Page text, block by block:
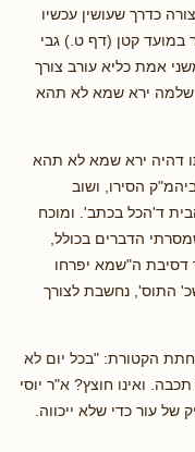
כדרך שעושין עכשיו
במועד קטן (דף ט.) גבי
אמת כליא עורב צורך
שלמה ירא שמא לא תהא
דהיה ירא שמא לא תהא
הסירו, ושוב
ד'הכל בכתב'. ומוכח
הדברים בכולל,
דסיבת ה"שמא יפרחו
התוס', נחשבת לצורך
הקטורת: "בכל יום לא
ואינו חוצץ? א"ר יוסי
של עור כדי שלא ייכווה.